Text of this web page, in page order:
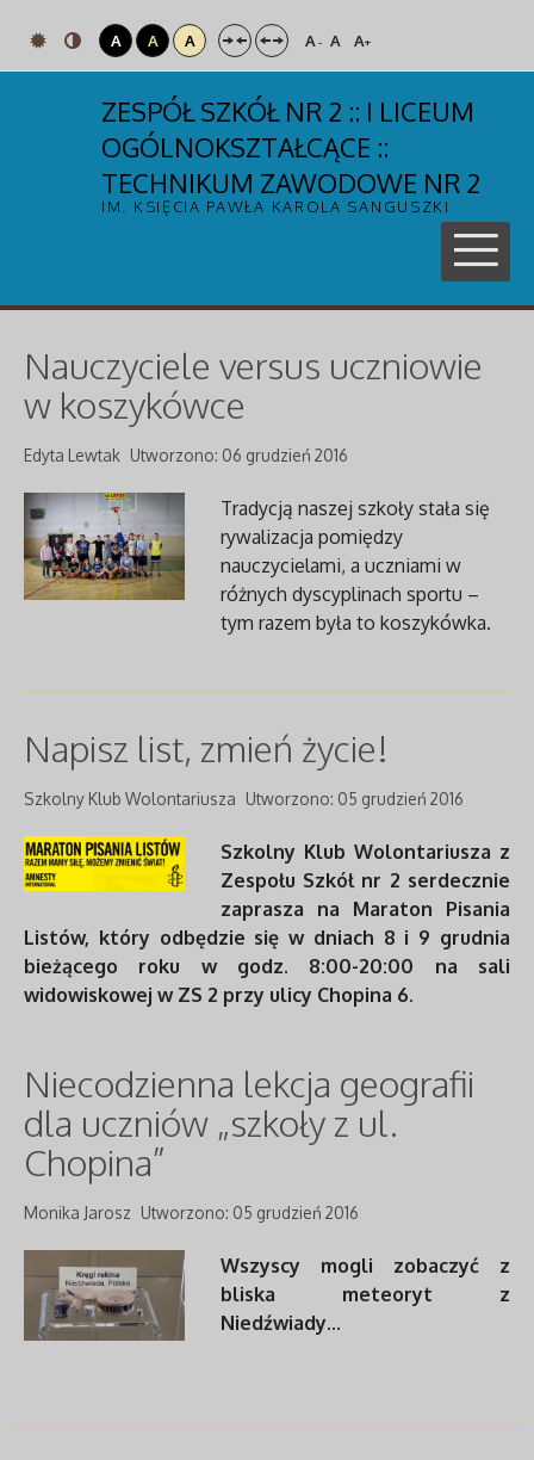
A A A A- A A+
ZESPÓŁ SZKÓŁ NR 2 :: I LICEUM
OGÓLNOKSZTAŁCĄCE ::
TECHNIKUM ZAWODOWE NR 2
IM. KSIĘCIA PAWŁA KAROLA SANGUSZKI
Nauczyciele versus uczniowie
w koszykówce
Edyta Lewtak Utworzono: 06 grudzień 2016
Tradycją naszej szkoły stała się
rywalizacja pomiędzy
nauczycielami, a uczniami w
różnych dyscyplinach sportu –
tym razem była to koszykówka.
Napisz list, zmień życie!
Szkolny Klub Wolontariusza Utworzono: 05 grudzień 2016
Szkolny Klub Wolontariusza z
Zespołu Szkół nr 2 serdecznie
zaprasza na Maraton Pisania
Listów, który odbędzie się w dniach 8 i 9 grudnia
bieżącego roku w godz. 8:00-20:00 na sali
widowiskowej w ZS 2 przy ulicy Chopina 6.
Niecodzienna lekcja geografii
dla uczniów „szkoły z ul.
Chopina”
Monika Jarosz Utworzono: 05 grudzień 2016
Wszyscy mogli zobaczyć z
bliska meteoryt z
Niedźwiady...